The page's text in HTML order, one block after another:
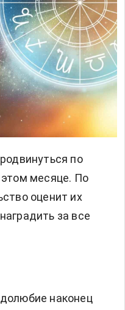
по
этом месяце. По
оценит их
за все
наконец